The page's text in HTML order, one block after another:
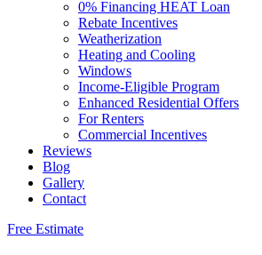
0% Financing HEAT Loan
Rebate Incentives
Weatherization
Heating and Cooling
Windows
Income-Eligible Program
Enhanced Residential Offers
For Renters
Commercial Incentives
Reviews
Blog
Gallery
Contact
Free Estimate